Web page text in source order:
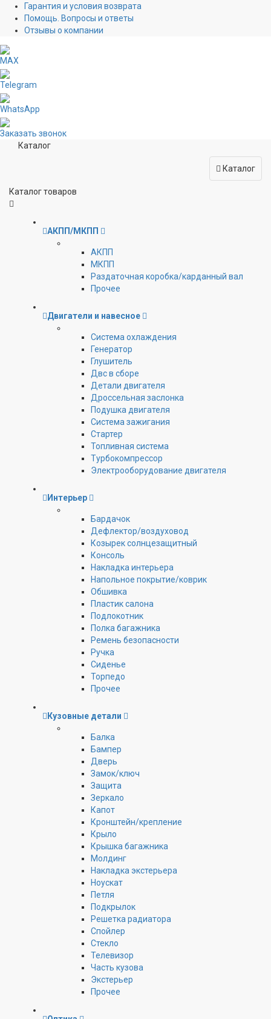
Гарантия и условия возврата
Помощь. Вопросы и ответы
Отзывы о компании
MAX
Telegram
WhatsApp
Заказать звонок
Каталог
Каталог
Каталог товаров
АКПП/МКПП
АКПП
МКПП
Раздаточная коробка/карданный вал
Прочее
Двигатели и навесное
Cистема охлаждения
Генератор
Глушитель
Двс в сборе
Детали двигателя
Дроссельная заслонка
Подушка двигателя
Система зажигания
Стартер
Топливная система
Турбокомпрессор
Электрооборудование двигателя
Интерьер
Бардачок
Дефлектор/воздуховод
Козырек солнцезащитный
Консоль
Накладка интерьера
Напольное покрытие/коврик
Обшивка
Пластик салона
Подлокотник
Полка багажника
Ремень безопасности
Ручка
Сиденье
Торпедо
Прочее
Кузовные детали
Балка
Бампер
Дверь
Замок/ключ
Защита
Зеркало
Капот
Кронштейн/крепление
Крыло
Крышка багажника
Молдинг
Накладка экстерьера
Ноускат
Петля
Подкрылок
Решетка радиатора
Спойлер
Стекло
Телевизор
Часть кузова
Экстерьер
Прочее